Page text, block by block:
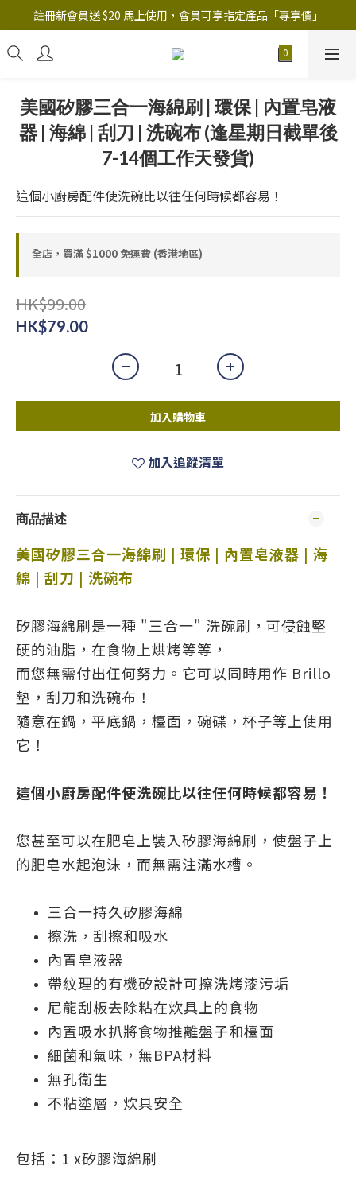
註冊新會員送 $20 馬上使用，會員可享指定產品「​專享價」
註冊新會員送 $20 馬上使用，會員可享指定產品「​專享價」
B.Y.O.B Mask Collection 任選優惠: 4件9折
美國矽膠三合一海綿刷 | 環保 | 內置皂液
器 | 海綿 | 刮刀 | 洗碗布 (逢星期日截單後
7-14個工作天發貨)
這個小廚房配件使洗碗比以往任何時候都容易！
全店，買滿 $1000 免運費 (香港地區)
HK$99.00
HK$79.00
加入購物車
加入追蹤清單
商品描述
美國矽膠三合一海綿刷 | 環保 | 內置皂液器 | 海
綿 | 刮刀 | 洗碗布
矽膠海綿刷是一種 "三合一" 洗碗刷，可侵蝕堅
硬的油脂，在食物上烘烤等等，
而您無需付出任何努力。它可以同時用作 Brillo
墊，刮刀和洗碗布！
隨意在鍋，平底鍋，檯面，碗碟，杯子等上使用
它！
這個小廚房配件使洗碗比以往任何時候都容易！
您甚至可以在肥皂上裝入矽膠海綿刷，使盤子上
的肥皂水起泡沫，而無需注滿水槽。
三合一持久矽膠海綿
擦洗，刮擦和吸水
內置皂液器
帶紋理的有機矽設計可擦洗烤漆污垢
尼龍刮板去除粘在炊具上的食物
內置吸水扒將食物推離盤子和檯面
細菌和氣味，無BPA材料
無孔衛生
不粘塗層，炊具安全
包括：1 x矽膠海綿刷